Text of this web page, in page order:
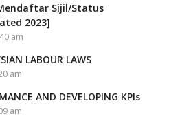
Sijil/Status
2023]
am
LABOUR LAWS
am
AND DEVELOPING KPIs
am